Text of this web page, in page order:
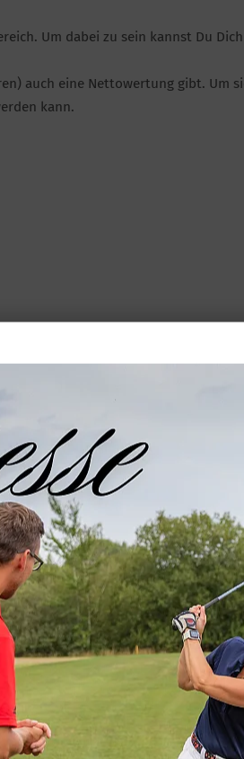
Um dabei zu sein kannst Du
auch eine Nettowertung gibt. Um
kann.
Range frei. Der Schlossplatz des